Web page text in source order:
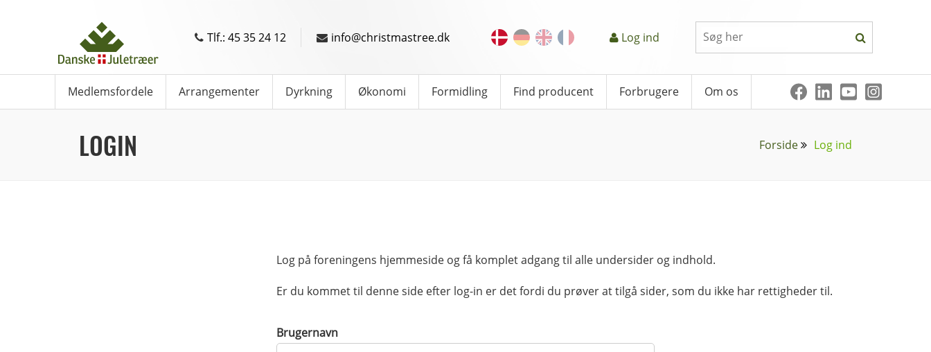
Tlf.: 45 35 24 12 info@christmastree.dk Log ind
Medlemsfordele Arrangementer Dyrkning Økonomi Formidling Find producent Forbrugere Om os
LOGIN Forside Log ind
Log på foreningens hjemmeside og få komplet adgang til alle undersider og indhold.
Er du kommet til denne side efter log-in er det fordi du prøver at tilgå sider, som du ikke har rettigheder til.
Brugernavn